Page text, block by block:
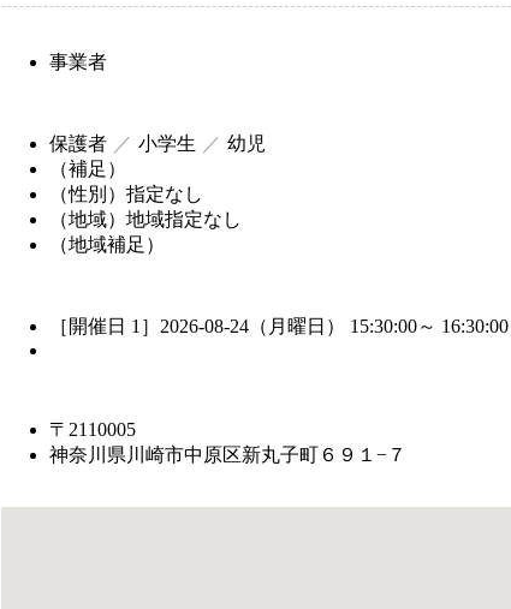
事業者
保護者 小学生
幼児
（補足）
（性別） 指定なし
（地域） 地域指定なし
（地域補足）
［開催日 1］2026-08-24（月曜日） 15:30:00～ 16:30:00
〒2110005
神奈川県川崎市中原区新丸子町６９１−７